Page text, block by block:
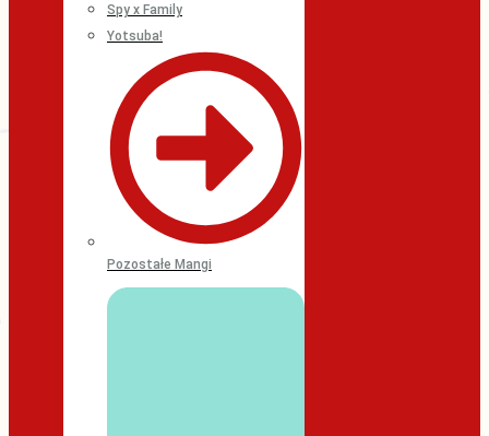
Spy x Family
Yotsuba!
Pozostałe Mangi